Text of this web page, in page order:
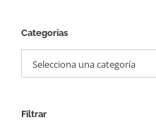
Categorías
Selecciona una categoría
Filtrar